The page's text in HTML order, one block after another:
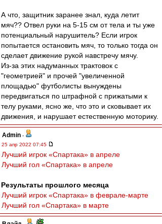
А что, защитник заранее знал, куда летит
мяч?? Отвел руки на 5-15 см от тела и ты уже
потенциальный нарушитель? Если игрок
попытается остановить мяч, то только тогда он
сделает движение рукой навстречу мячу.
Из-за этих надуманных трактовок с
"геометрией" и прочей "увеличенной
площадью" футболисты вынуждены
передвигаться по штрафной с прижатыми к
телу руками, ясно же, что это и сковывает их
движения, и нарушает естественную моторику.
Admin -
25 апр 2022 07:45
Лучший игрок «Спартака» в апреле
Лучший гол «Спартака» в апреле
Результаты прошлого месяца
Лучший игрок «Спартака» в феврале-марте
Лучший гол «Спартака» в марте